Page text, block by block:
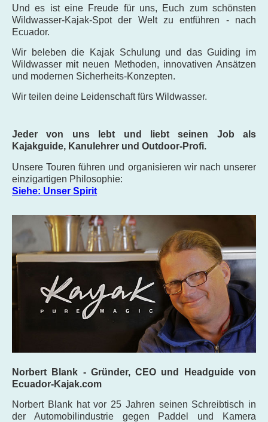
Und es ist eine Freude für uns, Euch zum schönsten
Wildwasser-Kajak-Spot der Welt zu entführen - nach
Ecuador.
Wir beleben die Kajak Schulung und das Guiding im
Wildwasser mit neuen Methoden, innovativen Ansätzen
und modernen Sicherheits-Konzepten.
Wir teilen deine Leidenschaft fürs Wildwasser.
Jeder von uns lebt und liebt seinen Job als
Kajakguide, Kanu lehrer und Outdoor-Profi.
Unsere Touren führen und organisieren wir nach unserer
einzigartigen Philosophie:
Siehe: Unser Spirit
Norbert B lank - Gründer, CEO und Headguide von
Ecuador-Kajak.com
Norbert Blank hat vor 25 Jahren seinen Schreibtisch in
der Automobilindustrie gegen Paddel und Kamera